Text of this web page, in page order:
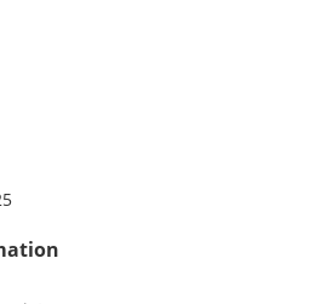
tätig.